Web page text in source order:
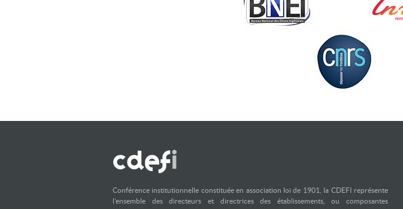
Conférence institutionnelle constituée en association loi de 1901, la CDEFI représente
l’ensemble des directeurs et directrices des établissements, ou composantes